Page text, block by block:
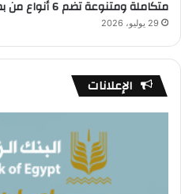
متكاملة ومتنوعة تضم 6 أنواع من بطاقات الشركات خلال عام واحد
29 يوليو، 2026
الإعلانات